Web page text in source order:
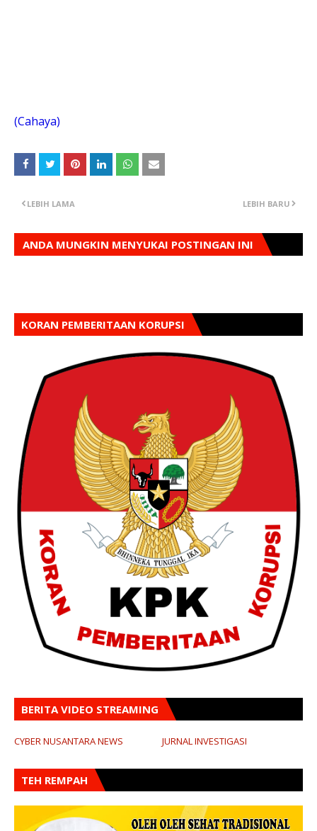
(Cahaya)
LEBIH BARU
LEBIH LAMA
ANDA MUNGKIN MENYUKAI POSTINGAN INI
KORAN PEMBERITAAN KORUPSI
BERITA VIDEO STREAMING
CYBER NUSANTARA NEWS JURNAL INVESTIGASI
TEH REMPAH